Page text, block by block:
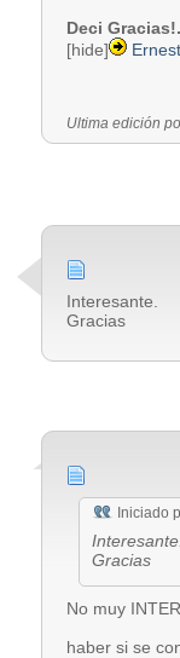
Deci
[hide]
Última edición
Interesante.
Gracias
Iniciado
Interesante.
Gracias
No muy
haber si se